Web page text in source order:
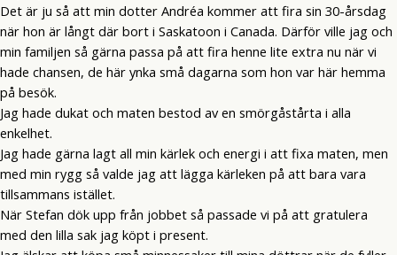
Det är ju så att min dotter Andréa kommer att fira sin 30-årsdag
när hon är långt där bort i Saskatoon i Canada. Därför ville jag och
min familjen så gärna passa på att fira henne lite extra nu när vi
hade chansen, de här ynka små dagarna som hon var här hemma
på besök.
Jag hade dukat och maten bestod av en smörgåstårta i alla
enkelhet.
Jag hade gärna lagt all min kärlek och energi i att fixa maten, men
med min rygg så valde jag att lägga kärleken på att bara vara
tillsammans istället.
När Stefan dök upp från jobbet så passade vi på att gratulera
med den lilla sak jag köpt i present.